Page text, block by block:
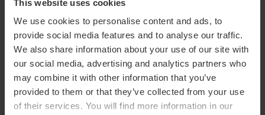
This website uses cookies
We use cookies to personalise content and ads, to
provide social media features and to analyse our traffic.
We also share information about your use of our site with
our social media, advertising and analytics partners who
may combine it with other information that you’ve
provided to them or that they’ve collected from your use
of their services. You will find more information in our
Voir la carte